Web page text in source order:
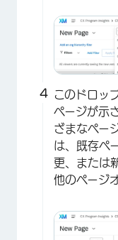
このドロッ
ページが示
ざまなペー
は、既存ペ
更、または
他のページ